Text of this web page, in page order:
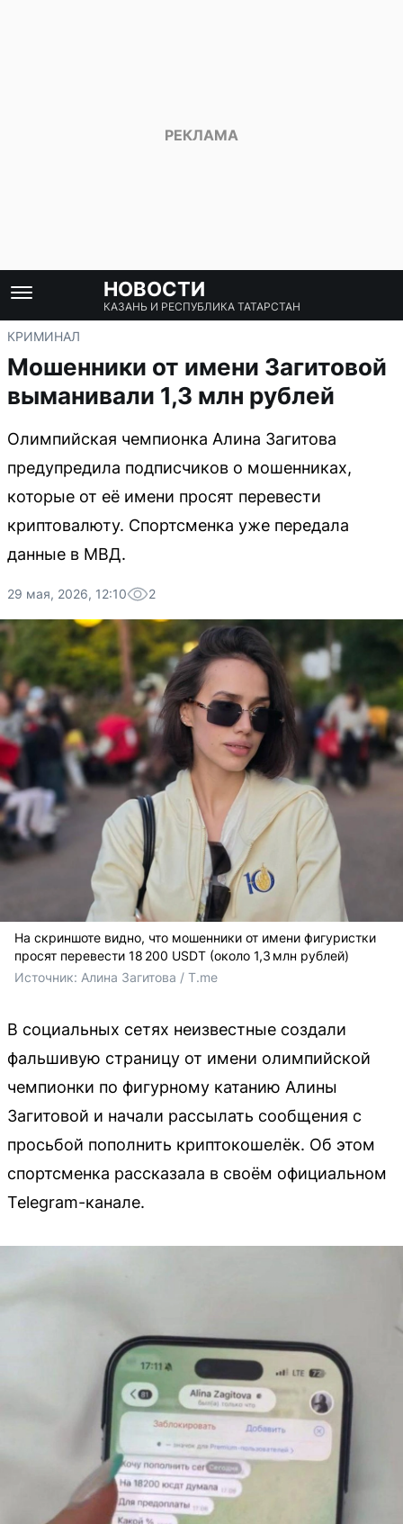
НОВОСТИ
КАЗАНЬ И РЕСПУБЛИКА ТАТАРСТАН
КРИМИНАЛ
Мошенники от имени Загитовой
выманивали 1,3 млн рублей
Олимпийская чемпионка Алина Загитова
предупредила подписчиков о мошенниках,
которые от её имени просят перевести
криптовалюту. Спортсменка уже передала
данные в МВД.
29 мая, 2026, 12:10 2
На скриншоте видно, что мошенники от имени фигуристки
просят перевести 18 200 USDT (около 1,3 млн рублей)
Источник: Алина Загитова / T.me
В социальных сетях неизвестные создали
фальшивую страницу от имени олимпийской
чемпионки по фигурному катанию Алины
Загитовой и начали рассылать сообщения с
просьбой пополнить криптокошелёк. Об этом
спортсменка рассказала в своём официальном
Telegram-канале.